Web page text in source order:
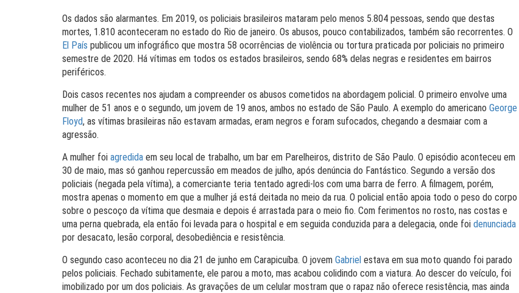
Os dados são alarmantes. Em 2019, os policiais brasileiros mataram pelo menos 5.804 pessoas, sendo que destas
mortes, 1.810 aconteceram no estado do Rio de janeiro. Os abusos, pouco contabilizados, também são recorrentes. O
El País publicou um infográfico que mostra 58 ocorrências de violência ou tortura praticada por policiais no primeiro
semestre de 2020. Há vítimas em todos os estados brasileiros, sendo 68% delas negras e residentes em bairros
periféricos.
Dois casos recentes nos ajudam a compreender os abusos cometidos na abordagem policial. O primeiro envolve uma
mulher de 51 anos e o segundo, um jovem de 19 anos, ambos no estado de São Paulo. A exemplo do americano George
Floyd, as vítimas brasileiras não estavam armadas, eram negros e foram sufocados, chegando a desmaiar com a
agressão.
A mulher foi agredida em seu local de trabalho, um bar em Parelheiros, distrito de São Paulo. O episódio aconteceu em
30 de maio, mas só ganhou repercussão em meados de julho, após denúncia do Fantástico. Segundo a versão dos
policiais (negada pela vítima), a comerciante teria tentado agredi-los com uma barra de ferro. A filmagem, porém,
mostra apenas o momento em que a mulher já está deitada no meio da rua. O policial então apoia todo o peso do corpo
sobre o pescoço da vítima que desmaia e depois é arrastada para o meio fio. Com ferimentos no rosto, nas costas e
uma perna quebrada, ela então foi levada para o hospital e em seguida conduzida para a delegacia, onde foi denunciada
por desacato, lesão corporal, desobediência e resistência.
O segundo caso aconteceu no dia 21 de junho em Carapicuíba. O jovem Gabriel estava em sua moto quando foi parado
pelos policiais. Fechado subitamente, ele parou a moto, mas acabou colidindo com a viatura. Ao descer do veículo, foi
imobilizado por um dos policiais. As gravações de um celular mostram que o rapaz não oferece resistência, mas ainda